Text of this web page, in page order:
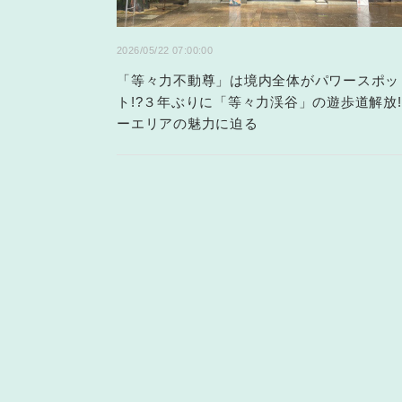
2026/05/22 07:00:00
「等々力不動尊」は境内全体がパワースポッ
ト!?３年ぶりに「等々力渓谷」の遊歩道解放
ーエリアの魅力に迫る